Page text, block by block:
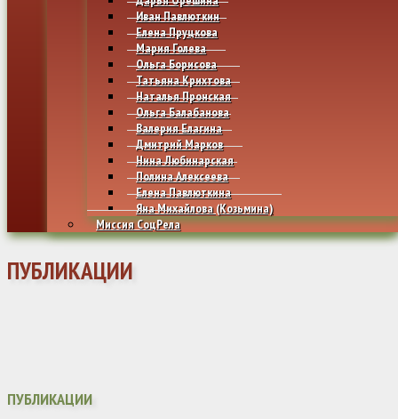
Иван Павлюткин
Елена Пруцкова
Мария Голева
Ольга Борисова
Татьяна Крихтова
Наталья Пронская
Ольга Балабанова
Валерия Елагина
Дмитрий Марков
Нина Любинарская
Полина Алексеева
Елена Павлюткина
Яна Михайлова (Козьмина)
Миссия СоцРела
ПУБЛИКАЦИИ
ПУБЛИКАЦИИ